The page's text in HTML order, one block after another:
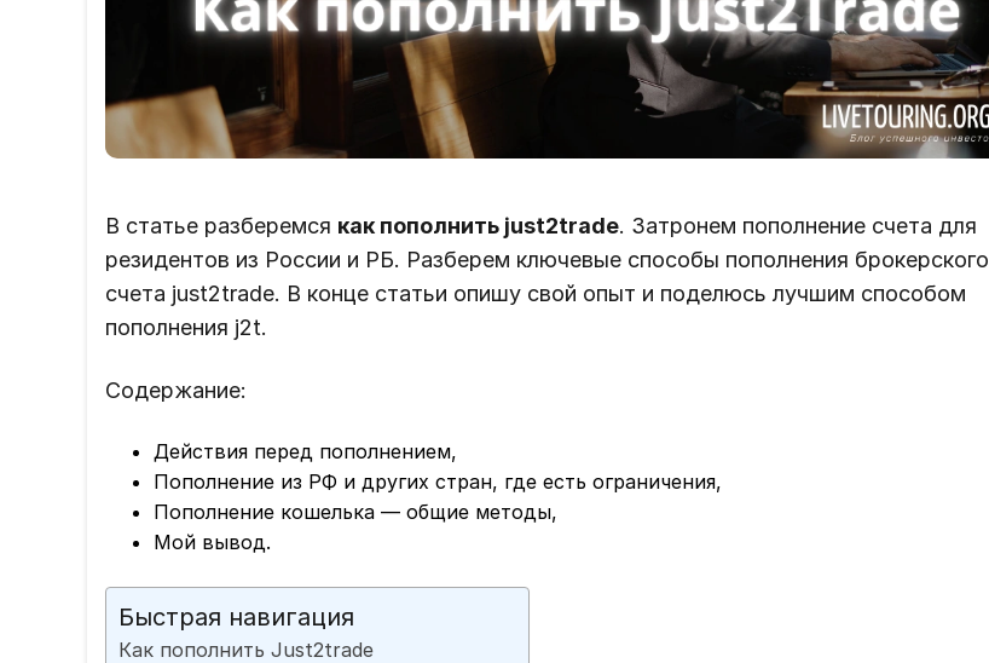
В статье разберемся как пополнить just2trade. Затронем пополнение счета для
резидентов из России и РБ. Разберем ключевые способы пополнения брокерского
счета just2trade. В конце статьи опишу свой опыт и поделюсь лучшим способом
пополнения j2t.
Содержание:
Действия перед пополнением,
Пополнение из РФ и других стран, где есть ограничения,
Пополнение кошелька — общие методы,
Мой вывод.
Быстрая навигация
Как пополнить Just2trade